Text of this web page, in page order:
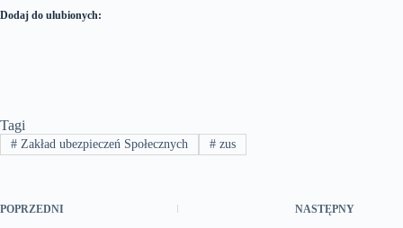
Dodaj do ulubionych:
Tagi
#Zakład ubezpieczeń Społecznych #zus
POPRZEDNI NASTĘPNY